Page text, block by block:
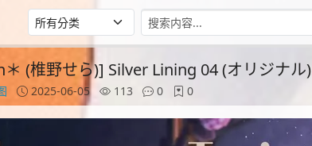
(椎野せら)] Silver Lining 04 (オリジナル)
2025-06-05 113 0 0